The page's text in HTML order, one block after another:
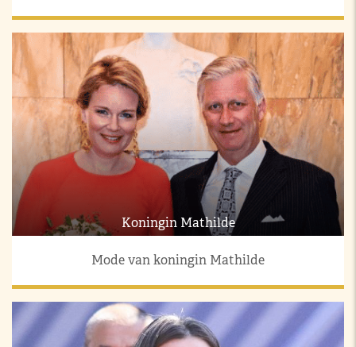
Koningin Mathilde
Mode van koningin Mathilde